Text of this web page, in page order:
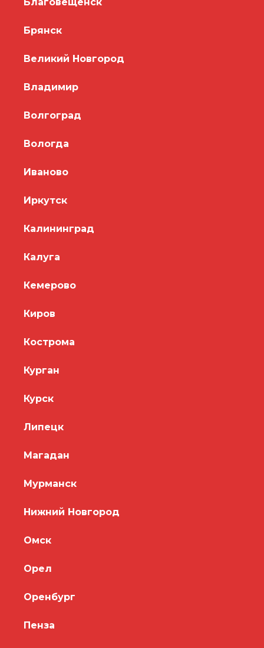
Брянск
Великий Новгород
Владимир
Волгоград
Вологда
Иваново
Иркутск
Калининград
Калуга
Кемерово
Киров
Кострома
Курган
Курск
Липецк
Магадан
Мурманск
Нижний Новгород
Омск
Орел
Оренбург
Пенза